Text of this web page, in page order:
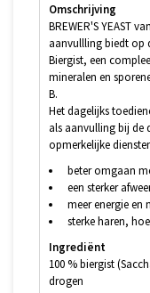
Omschrijving
BREWER'S YEAST
aanvullling biedt op
Biergist, een
mineralen en
B.
Het dagelijks
als aanvulling bij de
opmerkelijke
beter omgaan
een sterker
meer energie en
sterke haren,
Ingrediënt
100 % biergist
drogen